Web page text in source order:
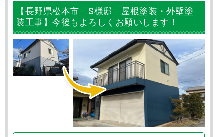
【長野県松本市 S様邸 屋根塗装・外壁塗
装工事】今後もよろしくお願いします！